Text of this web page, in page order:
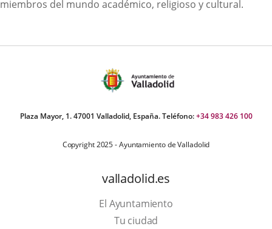
miembros del mundo académico, religioso y cultural.
Plaza Mayor, 1. 47001 Valladolid, España. Teléfono:+34 983 426 100
Copyright 2025 - Ayuntamiento de Valladolid
valladolid.es
El Ayuntamiento
Tu ciudad